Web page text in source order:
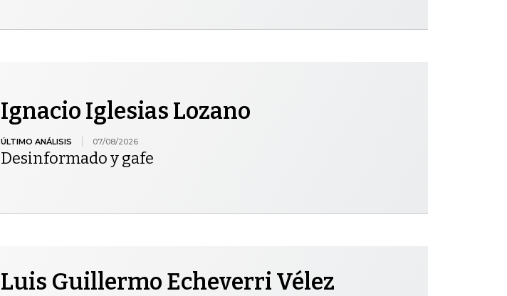
Ignacio Iglesias Lozano
ÚLTIMO ANÁLISIS 07/08/2026
Desinformado y gafe
Luis Guillermo Echeverri Vélez